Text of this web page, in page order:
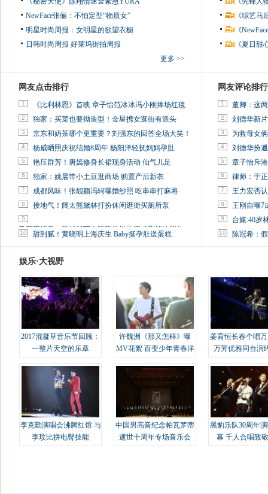
NewFace张俪：不怕定型“物质女”
明星时尚周报：女明星的欲望衣橱
日韩时尚周报 好莱坞街拍周报
更多 >>
《综艺
《
《夏日
网友点击排行
1 《比利林恩》首映 章子怡范冰冰冯小刚捧场红毯
2 独家：买菜也要拗造型！金星携女逛街有派头
3 京东和奶茶哪个更重要？刘强东的回答全场大笑！
4 杨威晒照庆祝结婚8周年 杨阳洋轻抚妈妈孕肚
5 艳压群芳！唐嫣修身长裙现身活动 仙气儿足
6 独家：姚晨带小土豆逛商场 购置产后新衣
7 成都风味！张靓颖冯轲曝婚纱照 吃串串打麻将
8 接地气！阔太熊黛林打扮休闲逛街买厕所泵
9
马蓉离婚后，砸1000万人民币给媒体要求删掉这照片
10 甜到腻！黄晓明上海庆生 Baby挺孕肚送蛋糕
网友评论排行
1 董卿：这
2 刘德华新
3 为救母女
4 刘德华扮
5 章子怡斥
6 律师：于
7 王力宏否
8 王刚自曝7
9 台媒:40岁
10 陈冠希：
娱乐·大视野
2017混凝草音乐节回顾：
一整片天空的乐章
许魏洲《那又怎样》曝
MV花絮 百变少年青春洋
姜育恒长春个唱
万芳优雅同台演
李克勤演唱会沸腾红馆 与
李玟比拼电臀技能
中国男高音纪念帕瓦罗蒂
逝世十周年专场音乐会
黑豹乐队30周年
幕 千人合唱致